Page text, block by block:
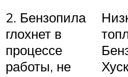
2. Бензопила
глохнет в
процессе
работы, не